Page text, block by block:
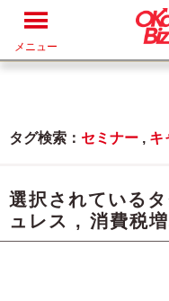
メニュー
タグ検索： セミナー , キ
選択されている
ュレス , 消費税